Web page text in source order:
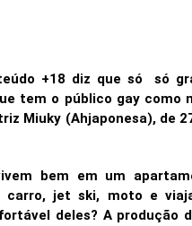
+18 diz que só só
tem o público gay como
Miuky (Ahjaponesa), de
bem em um
carro, jet ski, moto e
deles? A produção